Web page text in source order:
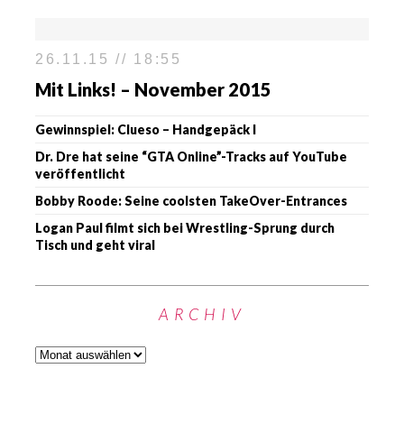
26.11.15 // 18:55
Mit Links! – November 2015
Gewinnspiel: Clueso – Handgepäck I
Dr. Dre hat seine “GTA Online”-Tracks auf YouTube
veröffentlicht
Bobby Roode: Seine coolsten TakeOver-Entrances
Logan Paul filmt sich bei Wrestling-Sprung durch
Tisch und geht viral
ARCHIV